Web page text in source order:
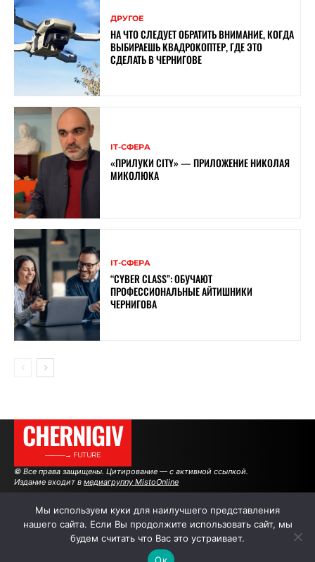
ДРУГОЕ
НА ЧТО СЛЕДУЕТ ОБРАТИТЬ ВНИМАНИЕ, КОГДА
ВЫБИРАЕШЬ КВАДРОКОПТЕР, ГДЕ ЭТО
СДЕЛАТЬ В ЧЕРНИГОВЕ
ІТ-СФЕРА
«ПРИЛУКИ CITY» — ПРИЛОЖЕНИЕ НИКОЛАЯ
МИКОЛЮКА
ІТ-СФЕРА
“CYBER ​​CLASS”: ОБУЧАЮТ
ПРОФЕССИОНАЛЬНЫЕ АЙТИШНИКИ
ЧЕРНИГОВА
CHERNIGIV
———→ FUTURE
© Все права защищены. Цитирование — с активной ссылкой.
Издание входит в медиагруппу MistoOnline
АВТОРЫ РЕКЛАМА НА САЙТЕ
Мы используем куки для наилучшего представления
нашего сайта. Если Вы продолжите использовать сайт, мы
будем считать что Вас это устраивает.
Ок